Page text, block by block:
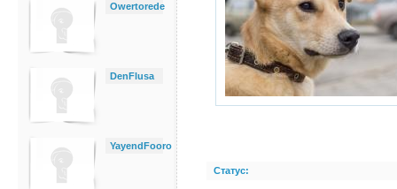
Owertorede
DenFlusa
YayendFooro
Статус: